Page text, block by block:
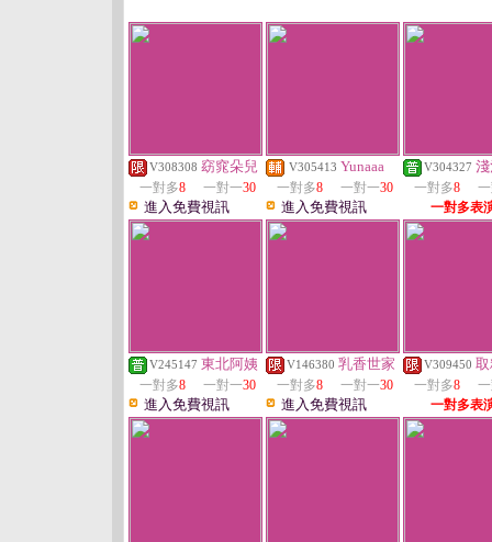
V308308 窈窕朵兒
一對多8 一對一30
進入免費視訊
V305413 Yunaaa
一對多8 一對一30
進入免費視訊
V304327
一對多8
一對多表
V245147 東北阿姨
一對多8 一對一30
進入免費視訊
V146380 乳香世家
一對多8 一對一30
進入免費視訊
V309450
一對多8
一對多表